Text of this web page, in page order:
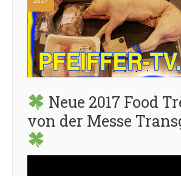
Neue 2017 Food
von der Messe